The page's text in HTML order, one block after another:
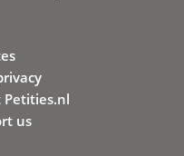
Petities.nl
us